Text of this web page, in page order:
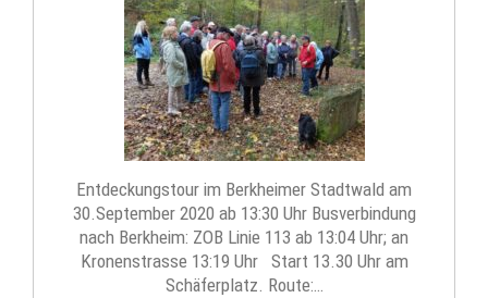
Entdeckungstour im Berkheimer Stadtwald am
30.September 2020 ab 13:30 Uhr Busverbindung
nach Berkheim: ZOB Linie 113 ab 13:04 Uhr; an
Kronenstrasse 13:19 Uhr Start 13.30 Uhr am
Schäferplatz. Route:…